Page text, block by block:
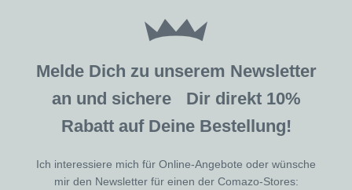
Melde Dich zu unserem Newsletter
an und sichere Dir direkt 10%
Rabatt auf Deine Bestellung!
Ich interessiere mich für Online-Angebote oder wünsche
mir den Newsletter für einen der Comazo-Stores: